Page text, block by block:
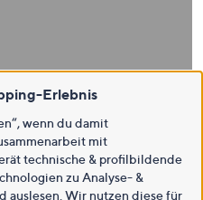
Erlebnis
wenn du damit
mit
technische & profilbildende
zu Analyse- &
auslesen. Wir nutzen diese für